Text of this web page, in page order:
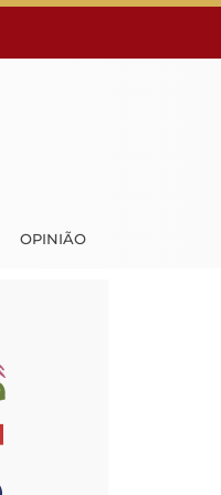
OPINIÃO